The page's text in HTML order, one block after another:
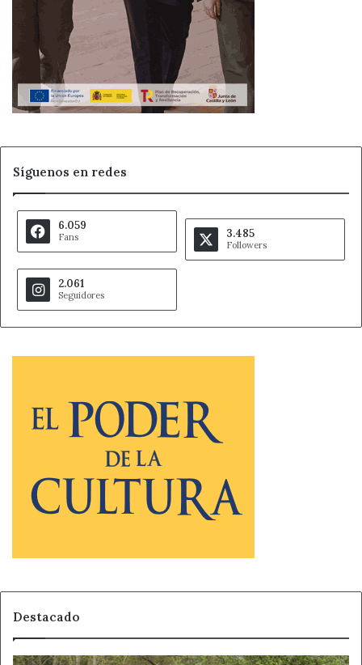
Síguenos en redes
6.059
Fans 3.485
Followers
2.061
Seguidores
Destacado